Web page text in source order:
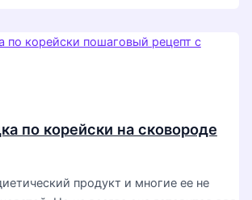
по корейски на сковороде
продукт и многие ее не